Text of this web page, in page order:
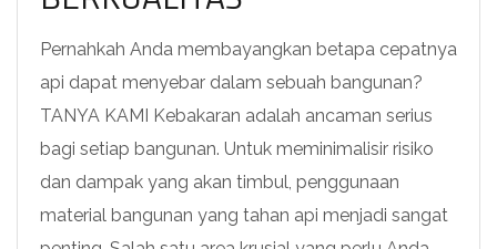
Pernahkah Anda membayangkan betapa cepatnya
api dapat menyebar dalam sebuah bangunan?
TANYA KAMI Kebakaran adalah ancaman serius
bagi setiap bangunan. Untuk meminimalisir risiko
dan dampak yang akan timbul, penggunaan
material bangunan yang tahan api menjadi sangat